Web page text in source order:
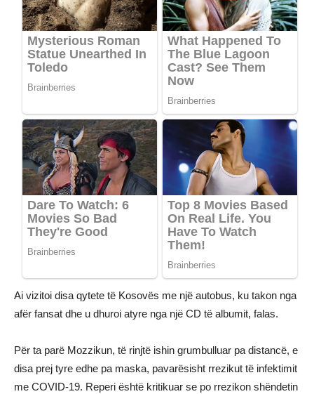
Ai vizitoi disa qytete të Kosovës me një autobus, ku takon nga
afër fansat dhe u dhuroi atyre nga një CD të albumit, falas.
Për ta parë Mozzikun, të rinjtë ishin grumbulluar pa distancë, e
disa prej tyre edhe pa maska, pavarësisht rrezikut të infektimit
me COVID-19. Reperi është kritikuar se po rrezikon shëndetin